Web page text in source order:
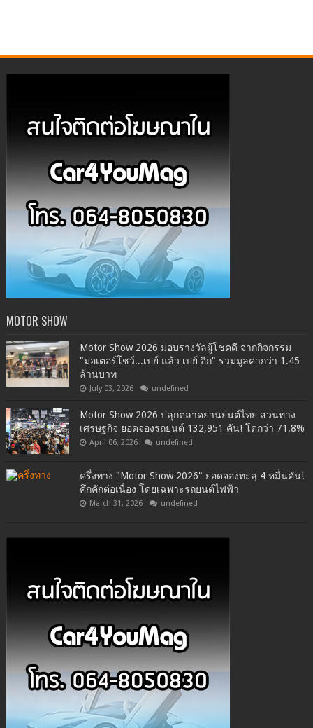
MOTOR SHOW
Motor Show 2026 มอบรางวัลผู้โชคดี จากกิจกรรม
"มอเตอร์โชว์...เปย์ แล้ว เปย์ อีก" รวมมูลค่ากว่า 1.45
ล้านบาท
July 03, 2026 undefined
Motor Show 2026 ปลุกตลาดยานยนต์ไทย สวนทาง
เศรษฐกิจ ยอดจองรถยนต์ 132,951 คัน! โตกว่า 71.8%
April 06, 2026 undefined
ครึ่งทาง "Motor Show 2026" ยอดจองทะลุ 4 หมื่นคัน!
คึกคักต่อเนื่อง โดยเฉพาะรถยนต์ไฟฟ้า
March 31, 2026 undefined